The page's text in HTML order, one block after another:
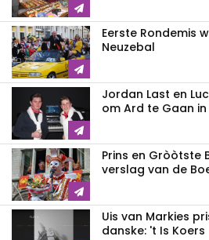
Eerste Rondemis
Neuzebal
Jordan Last en
om Ard te Gaan in
Prins en Gròòtste
verslag van de
Uis van Markies
danske: 't Is Koers